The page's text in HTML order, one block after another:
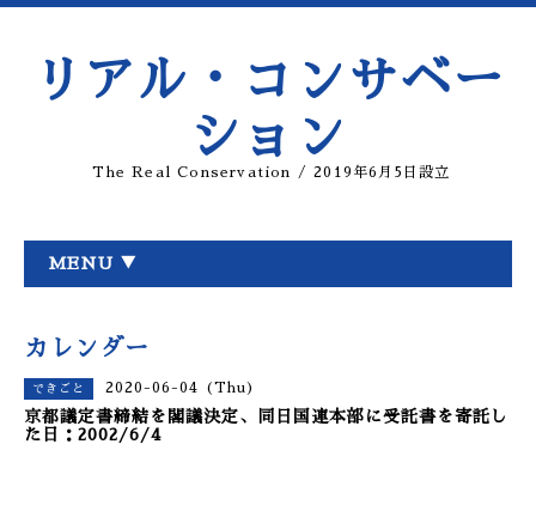
リアル・コンサベー
ション
The Real Conservation / 2019年6月5日設立
MENU ▼
カレンダー
できごと 2020-06-04 (Thu)
京都議定書締結を閣議決定、同日国連本部に受託書を寄託し
た日：2002/6/4